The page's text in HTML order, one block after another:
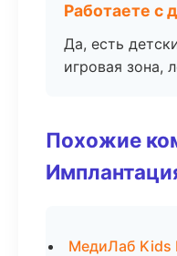
Работаете с
Да, есть
игровая зона,
Похожие
МедиЛаб Kids